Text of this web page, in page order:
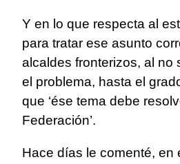
Y en lo que respecta al
para tratar ese asunto
alcaldes fronterizos, al no
el problema, hasta el
que ‘ése tema debe
Federación’.
Hace días le comenté, en